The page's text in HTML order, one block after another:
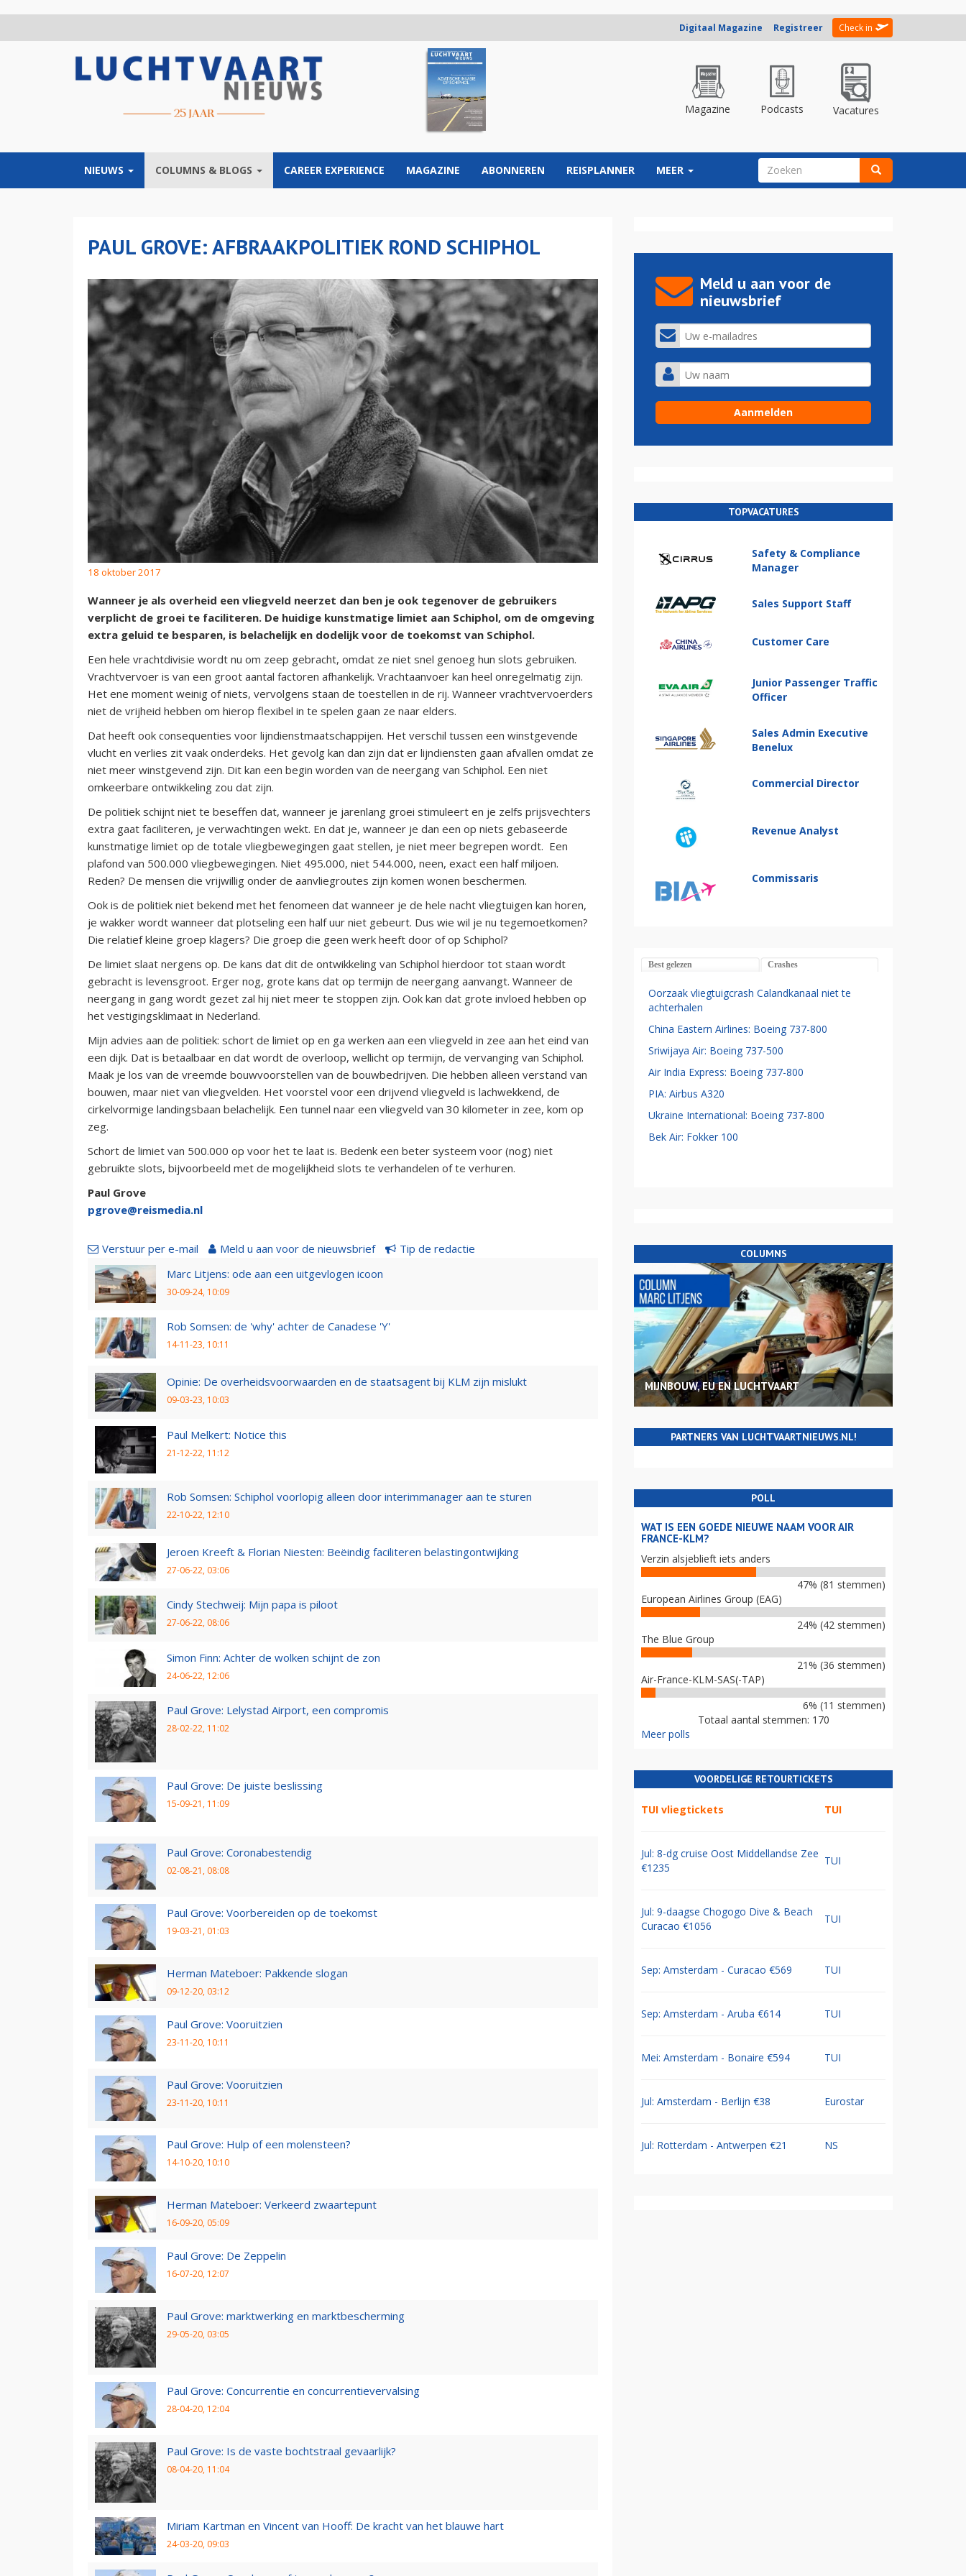
Digitaal Magazine Registreer Check in
Magazine Podcasts Vacatures
NIEUWS COLUMNS & BLOGS CAREER EXPERIENCE MAGAZINE ABONNEREN REISPLANNER MEER ZOEKVELD
PAUL GROVE: AFBRAAKPOLITIEK ROND SCHIPHOL
18 oktober 2017
Wanneer je als overheid een vliegveld neerzet dan ben je ook tegenover de gebruikers
verplicht de groei te faciliteren. De huidige kunstmatige limiet aan Schiphol, om de omgeving
extra geluid te besparen, is belachelijk en dodelijk voor de toekomst van Schiphol.
Een hele vrachtdivisie wordt nu om zeep gebracht, omdat ze niet snel genoeg hun slots gebruiken.
Vrachtvervoer is van een groot aantal factoren afhankelijk. Vrachtaanvoer kan heel onregelmatig zijn.
Het ene moment weinig of niets, vervolgens staan de toestellen in de rij. Wanneer vrachtvervoerders
niet de vrijheid hebben om hierop flexibel in te spelen gaan ze naar elders.
Dat heeft ook consequenties voor lijndienstmaatschappijen. Het verschil tussen een winstgevende
vlucht en verlies zit vaak onderdeks. Het gevolg kan dan zijn dat er lijndiensten gaan afvallen omdat ze
niet meer winstgevend zijn. Dit kan een begin worden van de neergang van Schiphol. Een niet
omkeerbare ontwikkeling zou dat zijn.
De politiek schijnt niet te beseffen dat, wanneer je jarenlang groei stimuleert en je zelfs prijsvechters
extra gaat faciliteren, je verwachtingen wekt. En dat je, wanneer je dan een op niets gebaseerde
kunstmatige limiet op de totale vliegbewegingen gaat stellen, je niet meer begrepen wordt. Een
plafond van 500.000 vliegbewegingen. Niet 495.000, niet 544.000, neen, exact een half miljoen.
Reden? De mensen die vrijwillig onder de aanvliegroutes zijn komen wonen beschermen.
Ook is de politiek niet bekend met het fenomeen dat wanneer je de hele nacht vliegtuigen kan horen,
je wakker wordt wanneer dat plotseling een half uur niet gebeurt. Dus wie wil je nu tegemoetkomen?
Die relatief kleine groep klagers? Die groep die geen werk heeft door of op Schiphol?
De limiet slaat nergens op. De kans dat dit de ontwikkeling van Schiphol hierdoor tot staan wordt
gebracht is levensgroot. Erger nog, grote kans dat op termijn de neergang aanvangt. Wanneer de
neergang in gang wordt gezet zal hij niet meer te stoppen zijn. Ook kan dat grote invloed hebben op
het vestigingsklimaat in Nederland.
Mijn advies aan de politiek: schort de limiet op en ga werken aan een vliegveld in zee aan het eind van
een dijk. Dat is betaalbaar en dat wordt de overloop, wellicht op termijn, de vervanging van Schiphol.
Maak je los van de vreemde bouwvoorstellen van de bouwbedrijven. Die hebben alleen verstand van
bouwen, maar niet van vliegvelden. Het voorstel voor een drijvend vliegveld is lachwekkend, de
cirkelvormige landingsbaan belachelijk. Een tunnel naar een vliegveld van 30 kilometer in zee, kom op
zeg.
Schort de limiet van 500.000 op voor het te laat is. Bedenk een beter systeem voor (nog) niet
gebruikte slots, bijvoorbeeld met de mogelijkheid slots te verhandelen of te verhuren.
Paul Grove
pgrove@reismedia.nl
Verstuur per e-mail Meld u aan voor de nieuwsbrief
Tip de redactie
Marc Litjens: ode aan een uitgevlogen icoon
30-09-24, 10:09
Rob Somsen: de 'why' achter de Canadese 'Y'
14-11-23, 10:11
Opinie: De overheidsvoorwaarden en de staatsagent bij KLM zijn mislukt
09-03-23, 10:03
Paul Melkert: Notice this
21-12-22, 11:12
Rob Somsen: Schiphol voorlopig alleen door interimmanager aan te sturen
22-10-22, 12:10
Jeroen Kreeft & Florian Niesten: Beëindig faciliteren belastingontwijking
27-06-22, 03:06
Cindy Stechweij: Mijn papa is piloot
27-06-22, 08:06
Simon Finn: Achter de wolken schijnt de zon
24-06-22, 12:06
Paul Grove: Lelystad Airport, een compromis
28-02-22, 11:02
Paul Grove: De juiste beslissing
15-09-21, 11:09
Paul Grove: Coronabestendig
02-08-21, 08:08
Paul Grove: Voorbereiden op de toekomst
19-03-21, 01:03
Herman Mateboer: Pakkende slogan
09-12-20, 03:12
Paul Grove: Vooruitzien
23-11-20, 10:11
Paul Grove: Vooruitzien
23-11-20, 10:11
Paul Grove: Hulp of een molensteen?
14-10-20, 10:10
Herman Mateboer: Verkeerd zwaartepunt
16-09-20, 05:09
Paul Grove: De Zeppelin
16-07-20, 12:07
Paul Grove: marktwerking en marktbescherming
29-05-20, 03:05
Paul Grove: Concurrentie en concurrentievervalsing
28-04-20, 12:04
Paul Grove: Is de vaste bochtstraal gevaarlijk?
08-04-20, 11:04
Miriam Kartman en Vincent van Hooff: De kracht van het blauwe hart
24-03-20, 09:03
Meld u aan voor de
nieuwsbrief
TOPVACATURES
Safety & Compliance
Manager
Sales Support Staff
Customer Care
Junior Passenger Traffic
Officer
Sales Admin Executive
Benelux
Commercial Director
Revenue Analyst
Commissaris
Best gelezen Crashes
Oorzaak vliegtuigcrash Calandkanaal niet te
achterhalen
China Eastern Airlines: Boeing 737-800
Sriwijaya Air: Boeing 737-500
Air India Express: Boeing 737-800
PIA: Airbus A320
Ukraine International: Boeing 737-800
Bek Air: Fokker 100
COLUMNS
MIJNBOUW, EU EN LUCHTVAART
PARTNERS VAN LUCHTVAARTNIEUWS.NL!
POLL
WAT IS EEN GOEDE NIEUWE NAAM VOOR AIR
FRANCE-KLM?
Verzin alsjeblieft iets anders
47% (81 stemmen)
European Airlines Group (EAG)
24% (42 stemmen)
The Blue Group
21% (36 stemmen)
Air-France-KLM-SAS(-TAP)
6% (11 stemmen)
Totaal aantal stemmen: 170
Meer polls
VOORDELIGE RETOURTICKETS
TUI vliegtickets TUI
Jul: 8-dg cruise Oost Middellandse Zee
€1235
TUI
Jul: 9-daagse Chogogo Dive & Beach
Curacao €1056
TUI
Sep: Amsterdam - Curacao €569 TUI
Sep: Amsterdam - Aruba €614 TUI
Mei: Amsterdam - Bonaire €594 TUI
Jul: Amsterdam - Berlijn €38 Eurostar
Jul: Rotterdam - Antwerpen €21 NS